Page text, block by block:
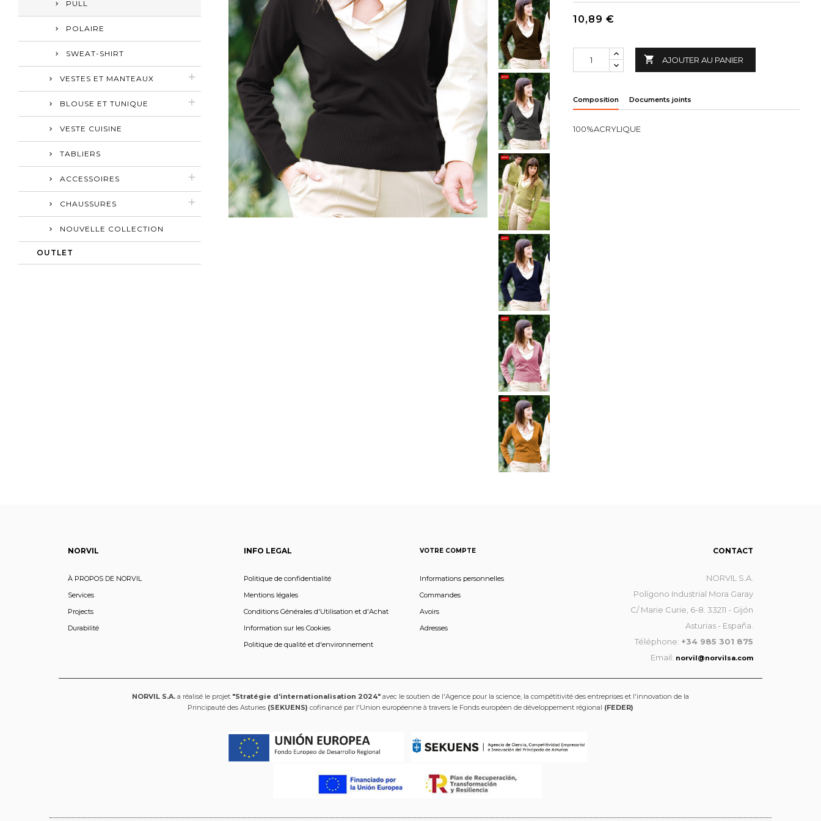
PULL
POLAIRE
SWEAT-SHIRT
VESTES ET MANTEAUX
BLOUSE ET TUNIQUE
VESTE CUISINE
TABLIERS
ACCESSOIRES
CHAUSSURES
NOUVELLE COLLECTION
OUTLET
10,89 €
 AJOUTER AU PANIER
Composition Documents joints
100%ACRYLIQUE
NORVIL
À PROPOS DE NORVIL
Services
Projects
Durabilité
INFO LEGAL
Politique de confidentialité
Mentions légales
Conditions Générales d'Utilisation et d'Achat
Information sur les Cookies
Politique de qualité et d'environnement
VOTRE COMPTE
Informations personnelles
Commandes
Avoirs
Adresses
CONTACT
NORVIL S.A.
Polígono Industrial Mora Garay
C/ Marie Curie, 6-8. 33211 - Gijón
Asturias - España.
Téléphone: +34 985 301 875
Email: norvil@norvilsa.com
NORVIL S.A. a réalisé le projet "Stratégie d'internationalisation 2024" avec le soutien de l'Agence pour la science, la compétitivité des entreprises et l'innovation de la
Principauté des Asturies (SEKUENS) cofinancé par l'Union européenne à travers le Fonds européen de développement régional (FEDER)